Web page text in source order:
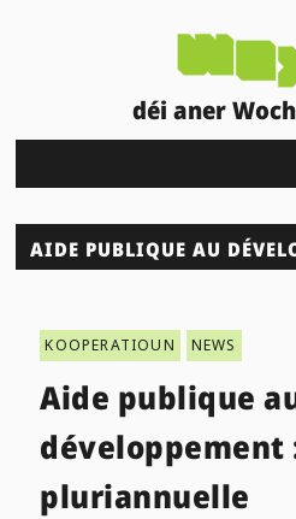
déi aner
AIDE PUBLIQUE AU
KOOPERATIOUN NEWS
Aide publique
développement
pluriannuelle